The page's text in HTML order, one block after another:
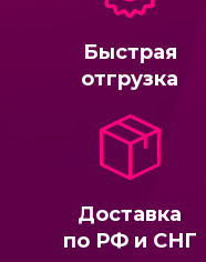
Быстрая
отгрузка
Доставка
по РФ и СНГ